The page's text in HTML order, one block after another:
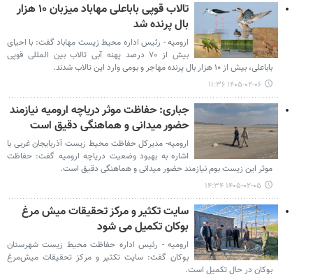
تالاب قوپی باباعلی مهاباد میزبان ۱۰ هزار
بال پرنده شد
ارومیه - رئیس اداره محیط زیست مهاباد گفت: با احیای
بیش از ۷۰ درصد پهنه آبی تالاب بین المللی قوپی‌
باباعلی، بیش از ۱۰ هزار بال پرنده مهاجر و بومی وارد این تالاب شدند.
۱۴۰۵-۰۲-۰۶ ۱۱:۳۶
جباری: حفاظت موثر دریاچه ارومیه نیازمند
حضور میدانی و هماهنگی دقیق است
ارومیه- مدیرکل حفاظت محیط زیست آذربایجان غربی با
اشاره به بهبود وضعیت دریاچه ارومیه گفت: حفاظت
موثر این زیست بوم نیازمند حضور میدانی و هماهنگی دقیق است.
۱۴۰۵-۰۲-۰۵ ۱۴:۳۴
سایت تکثیر و مرکز تحقیقات میش‌ مرغ
بوکان تکمیل می شود
ارومیه - رئیس اداره حفاظت محیط زیست شهرستان
بوکان گفت: سایت تکثیر و مرکز تحقیقات میش‌مرغ
بوکان در حال تکمیل است.